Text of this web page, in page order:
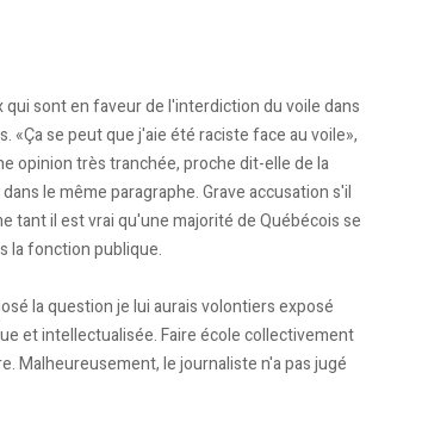
sont en faveur de l'interdiction du voile dans
se peut que j'aie été raciste face au voile»,
opinion très tranchée, proche dit-elle de la
le même paragraphe. Grave accusation s'il
tant il est vrai qu'une majorité de Québécois se
la fonction publique.
la question je lui aurais volontiers exposé
et intellectualisée. Faire école collectivement
Malheureusement, le journaliste n'a pas jugé